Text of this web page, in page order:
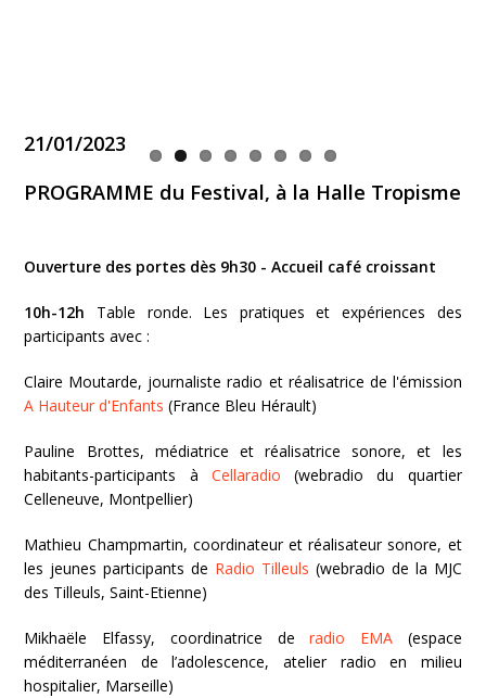
21/01/2023
PROGRAMME du Festival, à la Halle Tropisme
Ouverture des portes dès 9h30 - Accueil café croissant
10h-12h Table ronde. Les pratiques et expériences des
participants avec :
Claire Moutarde, journaliste radio et réalisatrice de l'émission
A Hauteur d'Enfants (France Bleu Hérault)
Pauline Brottes, médiatrice et réalisatrice sonore, et les
habitants-participants à Cellaradio(webradio du quartier
Celleneuve, Montpellier)
Mathieu Champmartin, coordinateur et réalisateur sonore, et
les jeunes participants de Radio Tilleuls (webradio de la MJC
des Tilleuls, Saint-Etienne)
Mikhaële Elfassy, coordinatrice deradio EMA (espace
méditerranéen de l’adolescence, atelier radio en milieu
hospitalier, Marseille)